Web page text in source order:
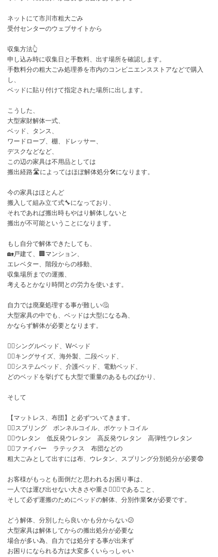
ネットにて市川市粗大ごみ
受付センターのウェブサイトから
収集方法👆
申し込み時に収集日と手数料、出す場所を確認します。
手数料分の粗大ごみ処理券を市内のコンビニエンスストアなどで購入
し、
ベッドに貼り付けて指定された場所に出します。
こうした、
大型家財解体一式、
ベッド、タンス、
ワードローブ、棚、ドレッサー、
デスクなどなど、
この辺の家具は不用品としては
搬出経路🛣によってはほぼ解体処分🛠️になります。
今の家具はほとんど
搬入して組み立て式🔧になっており、
それであれば搬出時もやはり解体しないと
搬出が不可能ということになります。
もし自分で解体できたしても、
🏡戸建て、🏢マンション、
エレベター、階段からの移動、
収集場所までの運搬、
考えるとかなり時間との労力を使います。
自力では廃棄処理する事が難しい🤔
大型家具の中でも、ベッドは大型になる為、
かならず解体が必要となります。
👉🏻シングルベッド、Wベッド
👉🏻キングサイズ、海外製、二段ベッド、
👉🏻システムベッド、介護ベッド、電動ベッド、
どのベッドを挙げても大型で重量のあるものばかり、
そして
【マットレス、布団】と必ずついてきます。
👉🏻スプリング ボンネルコイル、ポケットコイル
👉🏻ウレタン 低反発ウレタン 高反発ウレタン 高弾性ウレタン
👉🏻ファイバー ラテックス 布団などの
粗大ごみとして出すには布、ウレタン、スプリング分別処分が必要😨
お客様がもっとも面倒だと思われるお困り事は、
一人では運び出せない大きさや重さ🏋🏼‍♀️であること、
そして必ず運搬のためにベッドの解体、分別作業🛠️が必要です。
どう解体、分別したら良いかも分からない😕
大型家具は解体してからの搬出処分が必要な
場合が多い為、自力では処分する事が出来ず
お困りになられる方は大変多くいらっしゃい